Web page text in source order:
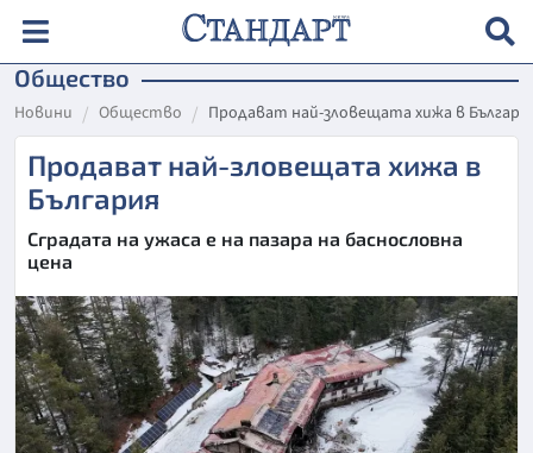
Общество
Новини Общество Продават най-зловещата хижа в
Продават най-зловещата хижа в
България
Сградата на ужаса е на пазара на баснословна
цена